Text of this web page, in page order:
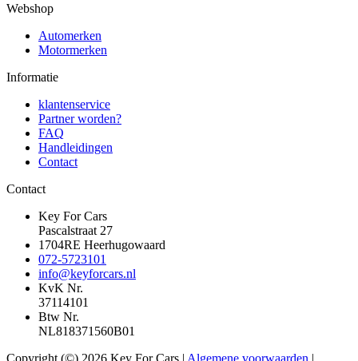
Webshop
Automerken
Motormerken
Informatie
klantenservice
Partner worden?
FAQ
Handleidingen
Contact
Contact
Key For Cars
Pascalstraat 27
1704RE Heerhugowaard
072-5723101
info@keyforcars.nl
KvK Nr.
37114101
Btw Nr.
NL818371560B01
Copyright (©) 2026 Key For Cars | Algemene voorwaarden |